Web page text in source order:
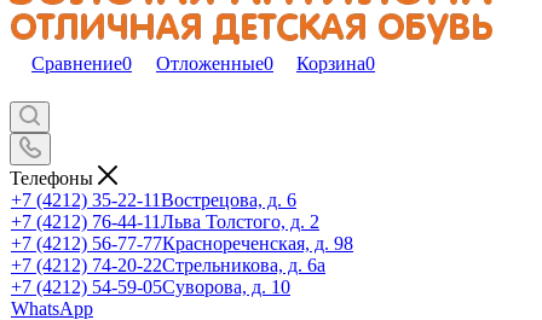
Сравнение0 Отложенные0 Корзина0
Телефоны
+7 (4212) 35-22-11Вострецова, д. 6
+7 (4212) 76-44-11Льва Толстого, д. 2
+7 (4212) 56-77-77Краснореченская, д. 98
+7 (4212) 74-20-22Стрельникова, д. 6а
+7 (4212) 54-59-05Суворова, д. 10
WhatsApp